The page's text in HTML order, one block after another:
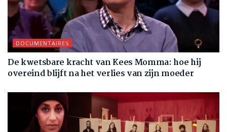
DOCUMENTAIRES
De kwetsbare kracht van Kees Momma: hoe hij
overeind blijft na het verlies van zijn moeder